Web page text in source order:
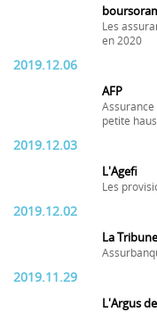
Les
en 2020
2019.12.06
AFP
petite
2019.12.03
L'Agefi
Les
2019.12.02
La
2019.11.29
L'Argus